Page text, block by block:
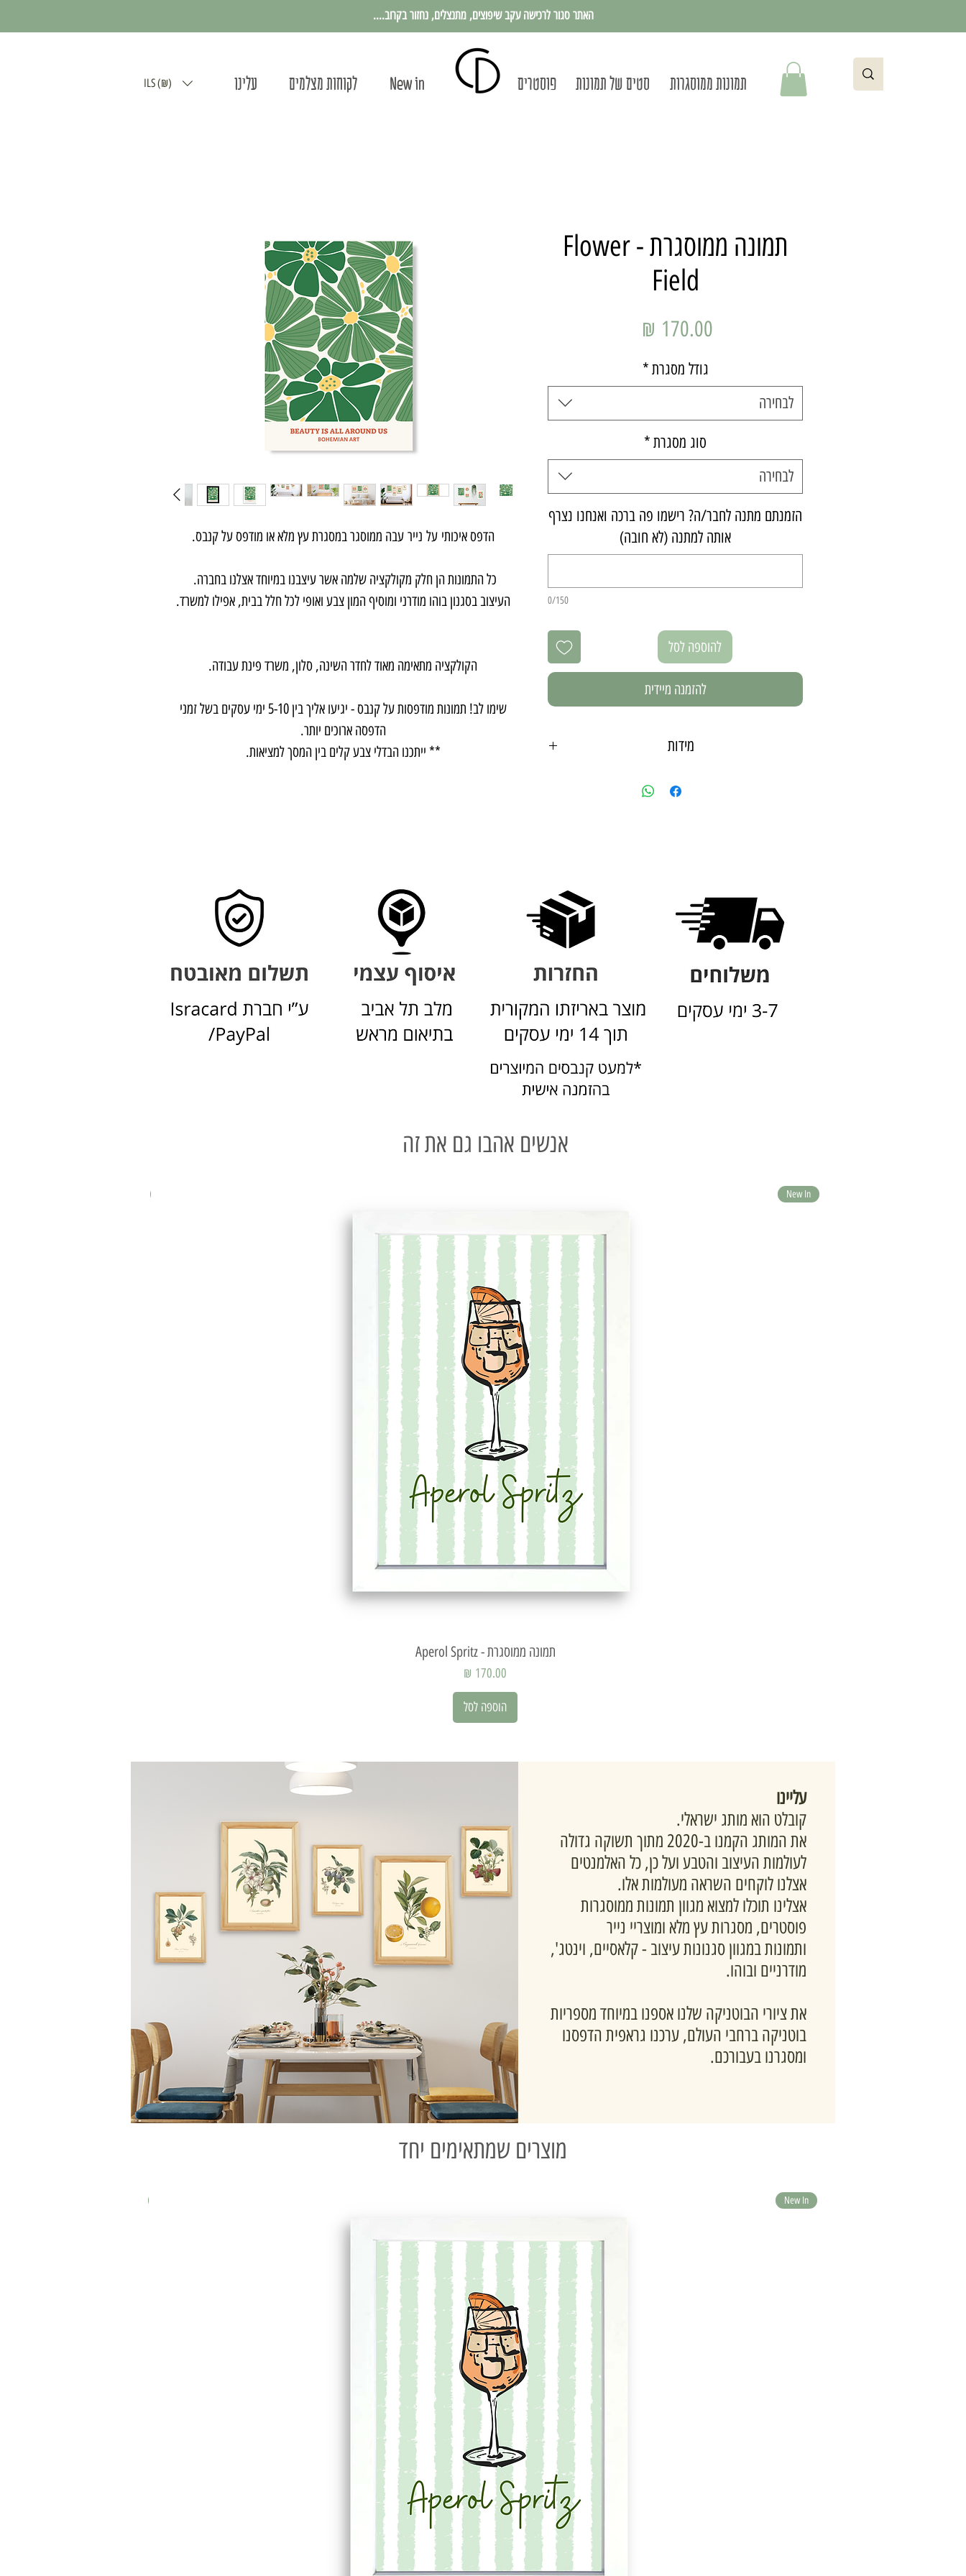
האתר סגור לרכישה עקב שיפוצים, מתנצלים, נחזור בקרוב....
ILS (₪) New in לקוחות מצלמים עלינו תמונות ממוסגרות סטים של תמונות פוסטרים
הדפס איכותי על נייר עבה ממוסגר במסגרת עץ מלא או מודפס על קנבס.
כל התמונות הן חלק מקולקציה שלמה אשר עיצבנו במיוחד אצלנו בחברה.
העיצוב בסגנון בוהו מודרני ומוסיף המון צבע ואופי לכל חלל בבית, אפילו למשרד.
הקולקציה מתאימה מאוד לחדר השינה, סלון, משרד פינת עבודה.
שימו לב! תמונות מודפסות על קנבס - יגיעו אליך בין 5-10 ימי עסקים בשל זמני
הדפסה ארוכים יותר.
** ייתכנו הבדלי צבע קלים בין המסך למציאות.
תמונה ממוסגרת - Flower
Field
גודל מסגרת*
לבחירה
סוג מסגרת*
לבחירה
הזמנתם מתנה לחבר/ה? רישמו פה ברכה ואנחנו נצרף
אותה למתנה (לא חובה)
0/150
להוספה לסל
להזמנה מיידית
מידות
*עומק המסגרת - 1 ס"מ מהקיר.
להסבר מפורט יותר על המסגרות
אנשים אהבו גם את זה
תצוגה מהירה
New In
תמונה ממוסגרת - Aperol Spritz
מחיר
הוספה לסל
עליינו
קובלט הוא מותג ישראלי.
את המותג הקמנו ב-2020 מתוך תשוקה גדולה
לעולמות העיצוב והטבע ועל כן, כל האלמנטים
אצלנו לוקחים השראה מעולמות אלו.
אצלינו תוכלו למצוא מגוון תמונות ממוסגרות
פוסטרים, מסגרות עץ מלא ומוצריי נייר
ותמונות במגוון סגנונות עיצוב - קלאסיים, וינטג',
מודרניים ובוהו.
את ציורי הבוטניקה שלנו אספנו במיוחד מספריות
בוטניקה ברחבי העולם, ערכנו גראפית הדפסנו
ומסגרנו בעבורכם.
מוצרים שמתאימים יחד
New In